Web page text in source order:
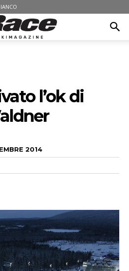
l’ok di
2014